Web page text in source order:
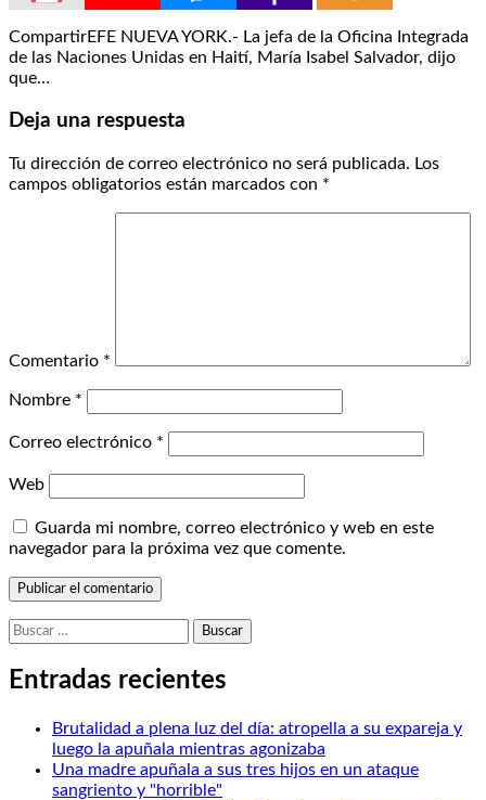
CompartirEFE NUEVA YORK.- La jefa de la Oficina Integrada
de las Naciones Unidas en Haití, María Isabel Salvador, dijo
que…
Deja una respuesta
Tu dirección de correo electrónico no será publicada. Los
campos obligatorios están marcados con *
Comentario *
Nombre *
Correo electrónico *
Web
Guarda mi nombre, correo electrónico y web en este
navegador para la próxima vez que comente.
Buscar:
Entradas recientes
Brutalidad a plena luz del día: atropella a su expareja y
luego la apuñala mientras agonizaba
Una madre apuñala a sus tres hijos en un ataque
sangriento y "horrible"